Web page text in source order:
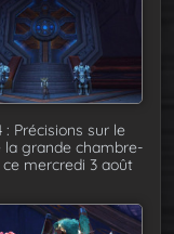
: Précisions sur le
la grande chambre-
mercredi 3 août